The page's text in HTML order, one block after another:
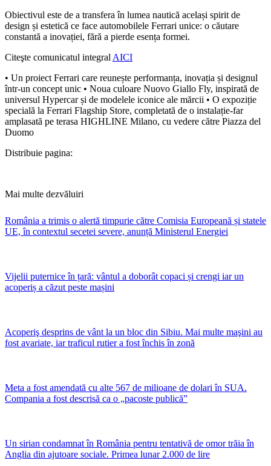
Obiectivul este de a transfera în lumea nautică același spirit de
design și estetică ce face automobilele Ferrari unice: o căutare
constantă a inovației, fără a pierde esența formei.
Citeşte comunicatul integral AICI
​• Un proiect Ferrari care reunește performanța, inovația și designul
într-un concept unic • Noua culoare Nuovo Giallo Fly, inspirată de
universul Hypercar și de modelele iconice ale mărcii • O expoziție
specială la Ferrari Flagship Store, completată de o instalație-far
amplasată pe terasa HIGHLINE Milano, cu vedere către Piazza del
Duomo
Distribuie pagina:
Mai multe dezvăluiri
România a trimis o alertă timpurie către Comisia Europeană și statele
UE, în contextul secetei severe, anunță Ministerul Energiei
Vijelii puternice în țară: vântul a doborât copaci și crengi iar un
acoperiș a căzut peste mașini
Acoperiş desprins de vânt la un bloc din Sibiu. Mai multe maşini au
fost avariate, iar traficul rutier a fost închis în zonă
Meta a fost amendată cu alte 567 de milioane de dolari în SUA.
Compania a fost descrisă ca o „pacoste publică”
Un sirian condamnat în România pentru tentativă de omor trăia în
Anglia din ajutoare sociale. Primea lunar 2.000 de lire